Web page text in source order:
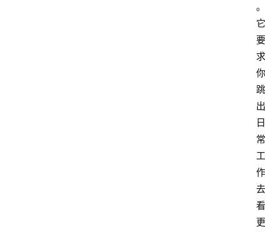
。
它
要
求
你
跳
出
日
常
工
作
去
看
更